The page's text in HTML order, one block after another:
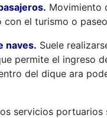
Movimiento
con el turismo o
naves. Suele
permite el ingreso
del dique ara
servicios portuarios